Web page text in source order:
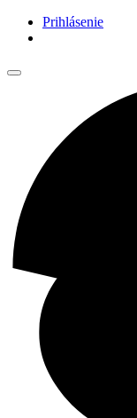
Prihlásenie